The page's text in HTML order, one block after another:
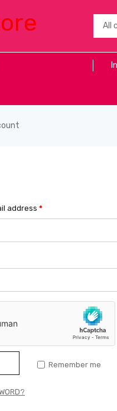
address *
Remember me